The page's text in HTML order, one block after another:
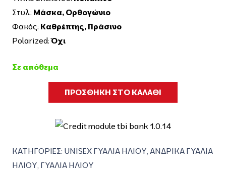
Στυλ: Μάσκα, Ορθογώνιο
Φακός: Καθρέπτης, Πράσινο
Polarized:Όχι
Σε απόθεμα
ΠΡΟΣΘΗΚΗ ΣΤΟ ΚΑΛΑΘΙ
ΚΑΤΗΓΟΡΙΕΣ: UNISEX ΓΥΑΛΙΑ ΗΛΙΟΥ, ΑΝΔΡΙΚΑ ΓΥΑΛΙΑ
ΗΛΙΟΥ, ΓΥΑΛΙΑ ΗΛΙΟΥ